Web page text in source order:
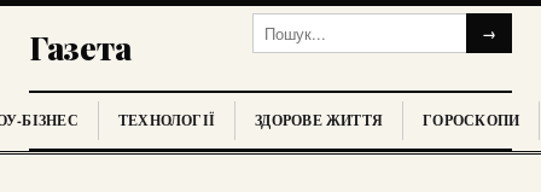
Газета →
БІЗНЕС ТЕХНОЛОГІЇ ЗДОРОВЕ ЖИТТЯ ГОРОСКОПИ